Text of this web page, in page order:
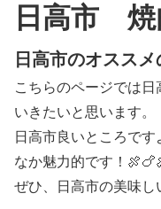
日高市 焼
日高市のオスス
こちらのページでは
いきたいと思います。
日高市良いところで
なか魅力的です！
ぜひ、日高市の美味し